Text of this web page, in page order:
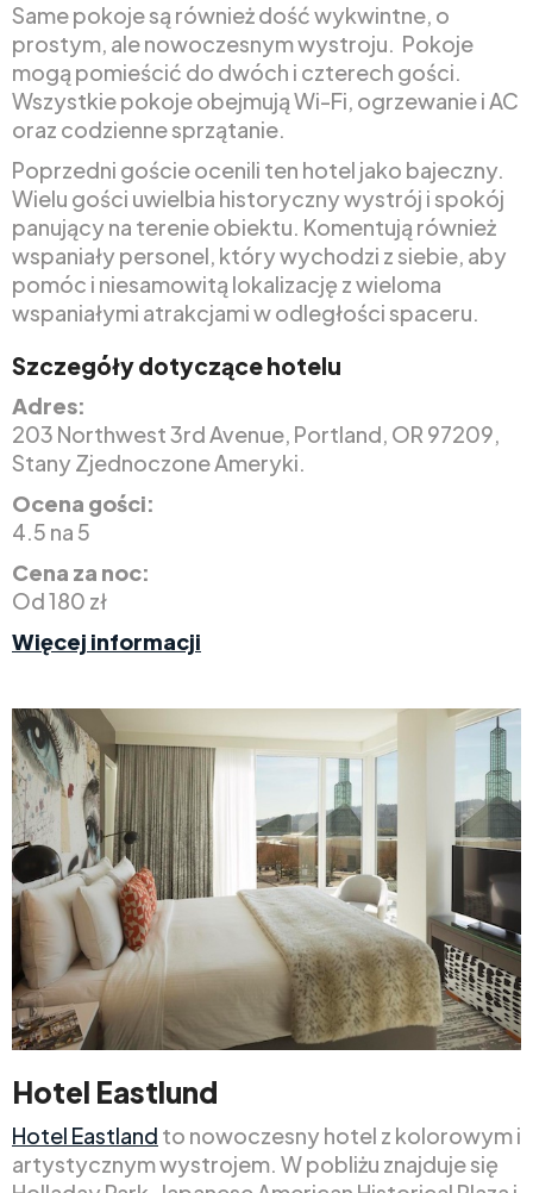
Same pokoje są również dość wykwintne, o
prostym, ale nowoczesnym wystroju. Pokoje
mogą pomieścić do dwóch i czterech gości.
Wszystkie pokoje obejmują Wi-Fi, ogrzewanie i AC
oraz codzienne sprzątanie.
Poprzedni goście ocenili ten hotel jako bajeczny.
Wielu gości uwielbia historyczny wystrój i spokój
panujący na terenie obiektu. Komentują również
wspaniały personel, który wychodzi z siebie, aby
pomóc i niesamowitą lokalizację z wieloma
wspaniałymi atrakcjami w odległości spaceru.
Szczegóły dotyczące hotelu
Adres:
203 Northwest 3rd Avenue, Portland, OR 97209,
Stany Zjednoczone Ameryki.
Ocena gości:
4.5 na 5
Cena za noc:
Od 180 zł
Więcej informacji
Hotel Eastlund
Hotel Eastland to nowoczesny hotel z kolorowym i
artystycznym wystrojem. W pobliżu znajduje się